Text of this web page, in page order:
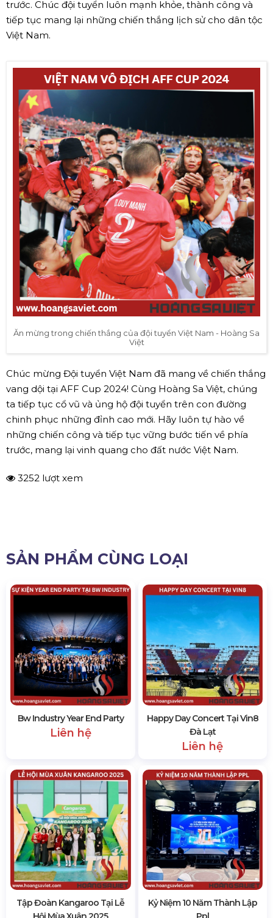
trước. Chúc đội tuyển luôn mạnh khỏe, thành công và
tiếp tục mang lại những chiến thắng lịch sử cho dân tộc
Việt Nam.
Ăn mừng trong chiến thắng của đội tuyển Việt Nam - Hoàng Sa
Việt
Chúc mừng Đội tuyển Việt Nam đã mang về chiến thắng
vang dội tại AFF Cup 2024! Cùng Hoàng Sa Việt, chúng
ta tiếp tục cổ vũ và ủng hộ đội tuyển trên con đường
chinh phục những đỉnh cao mới. Hãy luôn tự hào về
những chiến công và tiếp tục vững bước tiến về phía
trước, mang lại vinh quang cho đất nước Việt Nam.
3252 lượt xem
SẢN PHẨM CÙNG LOẠI
Bw Industry Year End Party
Liên hệ
Happy Day Concert Tại Vin8
Đà Lạt
Liên hệ
Tập Đoàn Kangaroo Tại Lễ
Kỷ Niệm 10 Năm Thành Lập